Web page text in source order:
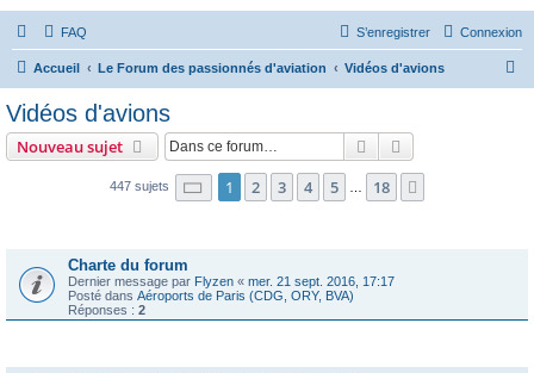
FAQ Connexion
S’enregistrer
Accueil Le Forum des passionnés d'aviation Vidéos d'avions
r
Vidéos d'avions
Nouveau sujet Rechercher
447 sujets Page 1sur18
1 2 3 4 5 18
Charte du forum
Dernier message par Flyzen « mer. 21 sept. 2016, 17:17
Posté dans Aéroports de Paris (CDG, ORY, BVA)
Réponses : 2